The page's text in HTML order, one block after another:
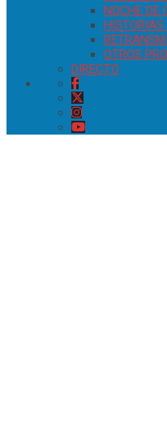
NOCHE DE
HISTORIAS
OTROS
DIRECTO